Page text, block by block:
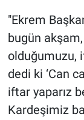
"Ekrem
bugün
olduğumuzu,
dedi ki ‘Can
iftar yaparız
Kardeşimiz
Nedir
Popüler
Sağlık